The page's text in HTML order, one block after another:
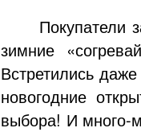
Покупатели
зимние
Встретились
новогодние
выбора! И много-